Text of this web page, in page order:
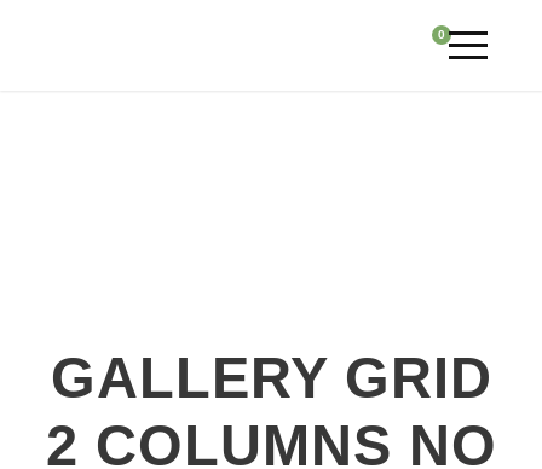
0
GALLERY GRID
2 COLUMNS NO